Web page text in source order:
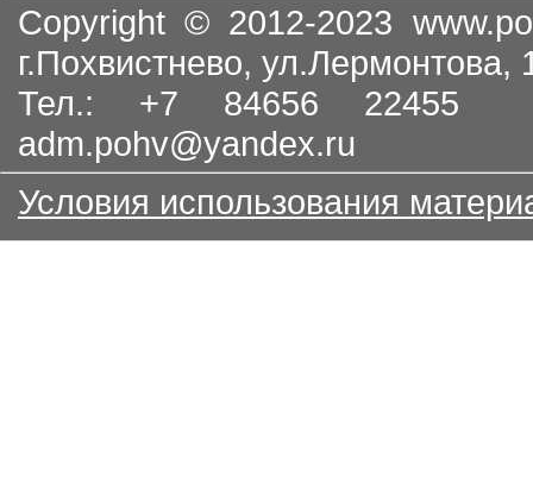
Copyright © 2012-2023
г.Похвистнево, ул.Лермонтова,
Тел.: +7 84656
adm.pohv@yandex.ru
Условия использования